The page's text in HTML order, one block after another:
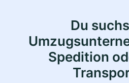
Du
Spedition